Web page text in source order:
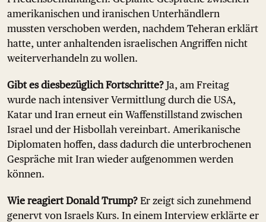
amerikanischen und iranischen Unterhändlern
mussten verschoben werden, nachdem Teheran erklärt
hatte, unter anhaltenden israelischen Angriffen nicht
weiterverhandeln zu wollen.
Gibt es diesbezüglich Fortschritte? Ja, am Freitag
wurde nach intensiver Vermittlung durch die USA,
Katar und Iran erneut ein Waffenstillstand zwischen
Israel und der Hisbollah vereinbart. Amerikanische
Diplomaten hoffen, dass dadurch die unterbrochenen
Gespräche mit Iran wieder aufgenommen werden
können.
Wie reagiert Donald Trump? Er zeigt sich zunehmend
genervt von Israels Kurs. In einem Interview erklärte er